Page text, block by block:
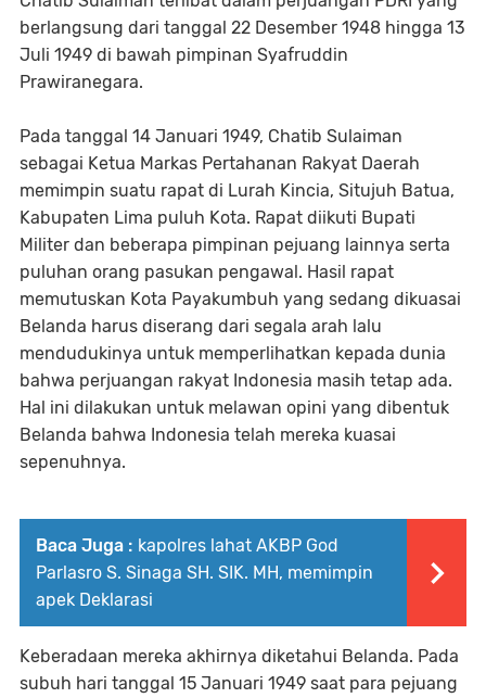
berlangsung dari tanggal 22 Desember 1948 hingga 13
Juli 1949 di bawah pimpinan Syafruddin
Prawiranegara.
Pada tanggal 14 Januari 1949, Chatib Sulaiman
sebagai Ketua Markas Pertahanan Rakyat Daerah
memimpin suatu rapat di Lurah Kincia, Situjuh Batua,
Kabupaten Lima puluh Kota. Rapat diikuti Bupati
Militer dan beberapa pimpinan pejuang lainnya serta
puluhan orang pasukan pengawal. Hasil rapat
memutuskan Kota Payakumbuh yang sedang dikuasai
Belanda harus diserang dari segala arah lalu
mendudukinya untuk memperlihatkan kepada dunia
bahwa perjuangan rakyat Indonesia masih tetap ada.
Hal ini dilakukan untuk melawan opini yang dibentuk
Belanda bahwa Indonesia telah mereka kuasai
sepenuhnya.
Baca Juga : kapolres lahat AKBP God
Parlasro S. Sinaga SH. SIK. MH, memimpin
apek Deklarasi
Keberadaan mereka akhirnya diketahui Belanda. Pada
subuh hari tanggal 15 Januari 1949 saat para pejuang